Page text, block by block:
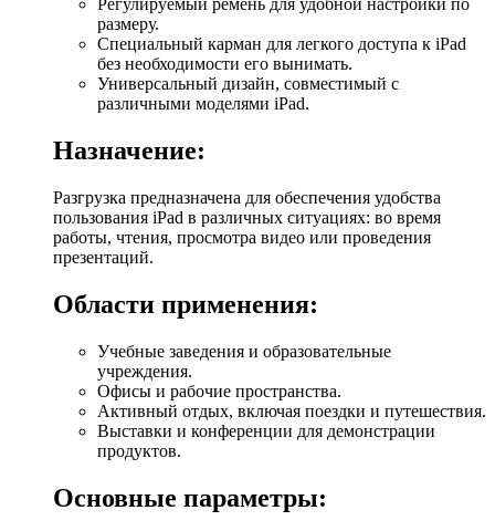
Регулируемый ремень для удобной настройки по
размеру.
Специальный карман для легкого доступа к iPad
без необходимости его вынимать.
Универсальный дизайн, совместимый с
различными моделями iPad.
Назначение:
Разгрузка предназначена для обеспечения удобства
пользования iPad в различных ситуациях: во время
работы, чтения, просмотра видео или проведения
презентаций.
Области применения:
Учебные заведения и образовательные
учреждения.
Офисы и рабочие пространства.
Активный отдых, включая поездки и путешествия.
Выставки и конференции для демонстрации
продуктов.
Основные параметры: